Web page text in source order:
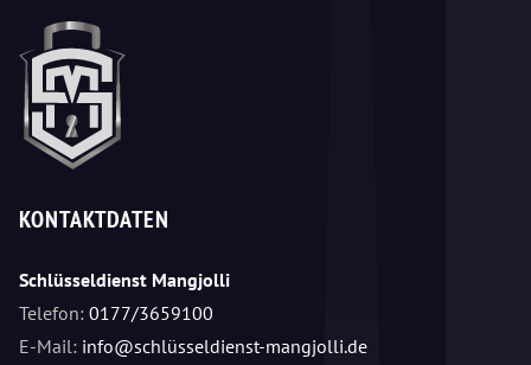
KONTAKTDATEN
Schlüsseldienst Mangjolli
Telefon: 0177/3659100
E-Mail: info@schlüsseldienst-mangjolli.de